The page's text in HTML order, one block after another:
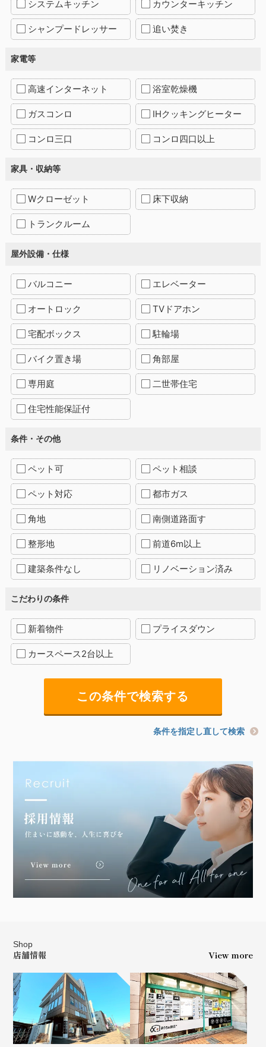
システムキッチン カウンターキッチン
シャンプードレッサー 追い焚き
家電等
高速インターネット 浴室乾燥機
ガスコンロ IHクッキングヒーター
コンロ三口 コンロ四口以上
家具・収納等
Wクローゼット 床下収納
トランクルーム
屋外設備・仕様
バルコニー エレベーター
オートロック TVドアホン
宅配ボックス 駐輪場
バイク置き場 角部屋
専用庭 二世帯住宅
住宅性能保証付
条件・その他
ペット可 ペット相談
ペット対応 都市ガス
角地 南側道路面す
整形地 前道6m以上
建築条件なし リノベーション済み
こだわりの条件
新着物件 プライスダウン
カースペース2台以上
条件を指定し直して検索
Shop
店舗情報 View more